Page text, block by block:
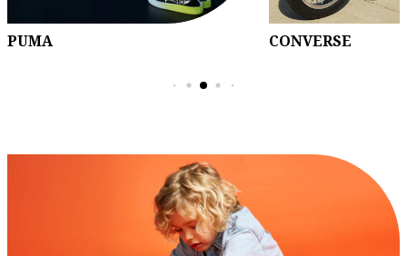
CONVERSE UNDER ARMOUR